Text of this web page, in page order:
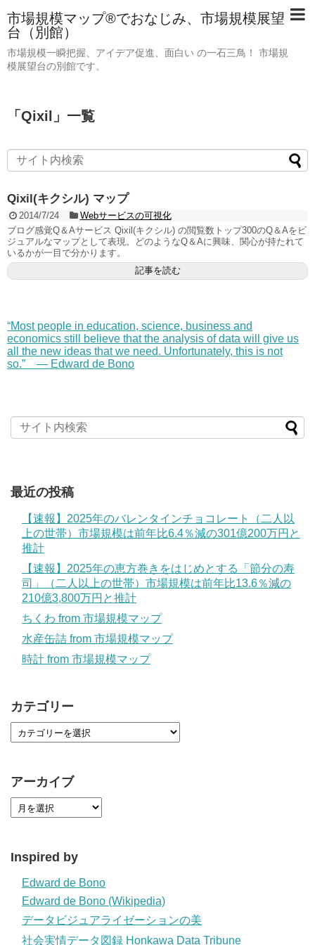
市場規模マップ®でおなじみ、市場規模展望
台（別館）
市場規模一瞬把握、アイデア促進、面白い の一石三鳥！ 市場規
模展望台の別館です。
「 Qixil 」 一覧
Qixil(キクシル) マップ
2014/7/24
Webサービスの可視化
ブログ感覚Q＆Aサービス Qixil(キクシル) の閲覧数トップ300のQ＆Aをビ
ジュアルなマップとして表現。どのようなQ＆Aに興味、関心が持たれて
いるかが一目で分かります。
記事を読む
“Most people in education, science, business and
economics still believe that the analysis of data will give us
all the new ideas that we need. Unfortunately, this is not
so.” — Edward de Bono
最近の投稿
【速報】2025年のバレンタインチョコレート（二人以
上の世帯）市場規模は前年比6.4％減の301億200万円と
推計
【速報】2025年の恵方巻きをはじめとする「節分の寿
司」（二人以上の世帯）市場規模は前年比13.6％減の
210億3,800万円と推計
ちくわ from 市場規模マップ
水産缶詰 from 市場規模マップ
時計 from 市場規模マップ
カテゴリー
アーカイブ
Inspired by
Edward de Bono
Edward de Bono (Wikipedia)
データビジュアライゼーションの美
社会実情データ図録 Honkawa Data Tribune